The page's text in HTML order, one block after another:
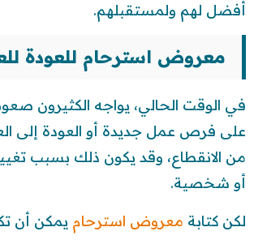
أفضل لهم ولمستقبلهم.
معروض استرحام للعودة
في الوقت الحالي، يواجه الكثيرون
على فرص عمل جديدة أو العودة إلى
من الانقطاع، وقد يكون ذلك بسبب
أو شخصية.
لكن كتابة معروض استرحام يمكن أن